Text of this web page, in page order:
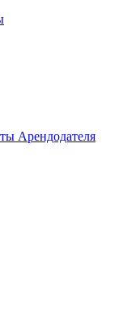
Арендодателя